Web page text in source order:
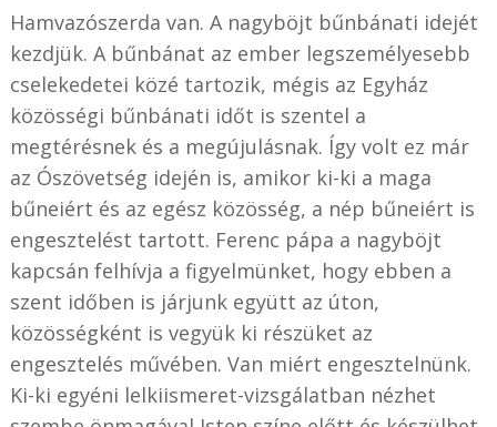
Hamvazószerda van. A nagyböjt bűnbánati idejét
kezdjük. A bűnbánat az ember legszemélyesebb
cselekedetei közé tartozik, mégis az Egyház
közösségi bűnbánati időt is szentel a
megtérésnek és a megújulásnak. Így volt ez már
az Ószövetség idején is, amikor ki-ki a maga
bűneiért és az egész közösség, a nép bűneiért is
engesztelést tartott. Ferenc pápa a nagyböjt
kapcsán felhívja a figyelmünket, hogy ebben a
szent időben is járjunk együtt az úton,
közösségként is vegyük ki részüket az
engesztelés művében. Van miért engesztelnünk.
Ki-ki egyéni lelkiismeret-vizsgálatban nézhet